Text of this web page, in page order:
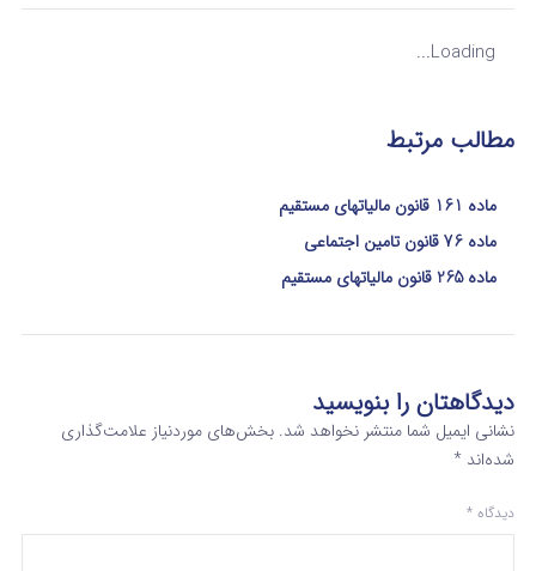
Loading...
مطالب مرتبط
ماده 161 قانون مالیاتهای مستقیم
ماده 76 قانون تامین اجتماعی
ماده 265 قانون مالیاتهای مستقیم
دیدگاهتان را بنویسید
نشانی ایمیل شما منتشر نخواهد شد. بخش‌های موردنیاز علامت‌گذاری
شده‌اند *
دیدگاه *